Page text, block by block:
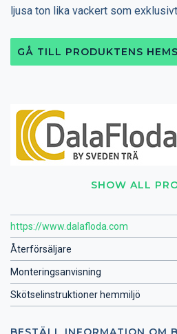
SHOW ALL
https://www.dalafloda.com
Återförsäljare
Monteringsanvisning
Skötselinstruktioner hemmiljö
ljusa ton lika vackert som
GÅ TILL PRODUKTENS